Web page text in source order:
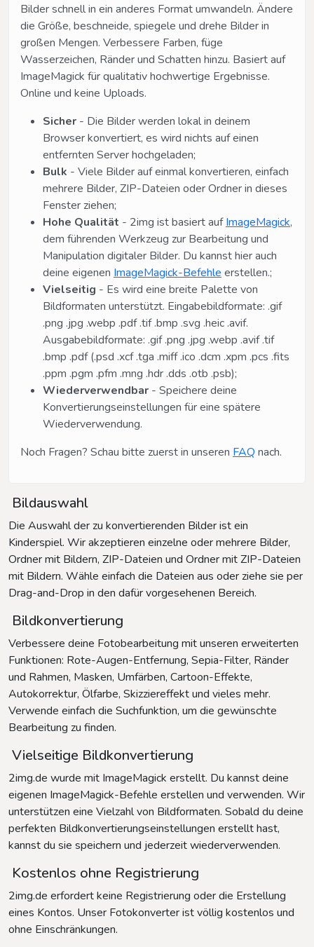
Bilder schnell in ein anderes Format umwandeln. Ändere
die Größe, beschneide, spiegele und drehe Bilder in
großen Mengen. Verbessere Farben, füge
Wasserzeichen, Ränder und Schatten hinzu. Basiert auf
ImageMagick für qualitativ hochwertige Ergebnisse.
Online und keine Uploads.
Sicher - Die Bilder werden lokal in deinem
Browser konvertiert, es wird nichts auf einen
entfernten Server hochgeladen;
Bulk - Viele Bilder auf einmal konvertieren, einfach
mehrere Bilder, ZIP-Dateien oder Ordner in dieses
Fenster ziehen;
Hohe Qualität - 2img ist basiert aufImageMagick,
dem führenden Werkzeug zur Bearbeitung und
Manipulation digitaler Bilder. Du kannst hier auch
deine eigenen ImageMagick-Befehle erstellen.;
Vielseitig - Es wird eine breite Palette von
Bildformaten unterstützt. Eingabebildformate: .gif
.png .jpg .webp .pdf .tif .bmp .svg .heic .avif.
Ausgabebildformate: .gif .png .jpg .webp .avif .tif
.bmp .pdf (.psd .xcf .tga .miff .ico .dcm .xpm .pcs .fits
.ppm .pgm .pfm .mng .hdr .dds .otb .psb);
Wiederverwendbar - Speichere deine
Konvertierungseinstellungen für eine spätere
Wiederverwendung.
Noch Fragen? Schau bitte zuerst in unseren FAQ nach.
Bildauswahl
Die Auswahl der zu konvertierenden Bilder ist ein
Kinderspiel. Wir akzeptieren einzelne oder mehrere Bilder,
Ordner mit Bildern, ZIP-Dateien und Ordner mit ZIP-Dateien
mit Bildern. Wähle einfach die Dateien aus oder ziehe sie per
Drag-and-Drop in den dafür vorgesehenen Bereich.
Bildkonvertierung
Verbessere deine Fotobearbeitung mit unseren erweiterten
Funktionen: Rote-Augen-Entfernung, Sepia-Filter, Ränder
und Rahmen, Masken, Umfärben, Cartoon-Effekte,
Autokorrektur, Ölfarbe, Skizziereffekt und vieles mehr.
Verwende einfach die Suchfunktion, um die gewünschte
Bearbeitung zu finden.
Vielseitige Bildkonvertierung
2img.de wurde mit ImageMagick erstellt. Du kannst deine
eigenen ImageMagick-Befehle erstellen und verwenden. Wir
unterstützen eine Vielzahl von Bildformaten. Sobald du deine
perfekten Bildkonvertierungseinstellungen erstellt hast,
kannst du sie speichern und jederzeit wiederverwenden.
Kostenlos ohne Registrierung
2img.de erfordert keine Registrierung oder die Erstellung
eines Kontos. Unser Fotokonverter ist völlig kostenlos und
ohne Einschränkungen.